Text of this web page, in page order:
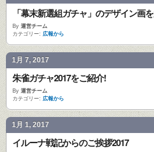
「幕末新選組ガチャ」のデザイン画
By 運営チーム
カテゴリー: 広報から
1月 7, 2017
朱雀ガチャ2017をご紹介!
By 運営チーム
カテゴリー: 広報から
1月 1, 2017
イルーナ戦記からのご挨拶2017